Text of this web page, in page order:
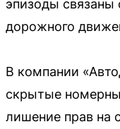
эпизоды
дорожного
В компании
скрытые
лишение прав на